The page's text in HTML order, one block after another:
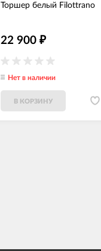
Торшер белый Filottrano
22 900 ₽
Нет в наличии
В КОРЗИНУ